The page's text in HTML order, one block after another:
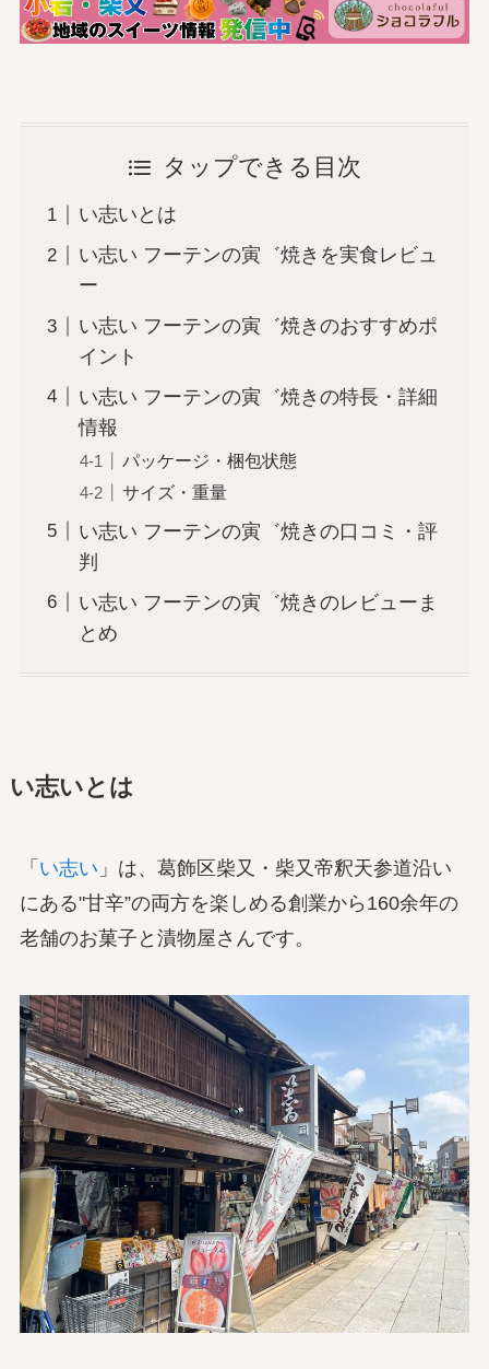
タップできる目次
い志いとは
い志い フーテンの寅゛焼きを実食レビュ
ー
い志い フーテンの寅゛焼きのおすすめポ
イント
い志い フーテンの寅゛焼きの特長・詳細
情報
パッケージ・梱包状態
サイズ・重量
い志い フーテンの寅゛焼きの口コミ・評
判
い志い フーテンの寅゛焼きのレビューま
とめ
い志いとは
「 い志い 」は、葛飾区柴又・柴又帝釈天参道沿い
にある"甘辛”の両方を楽しめる創業から160余年の
老舗のお菓子と漬物屋さんです。